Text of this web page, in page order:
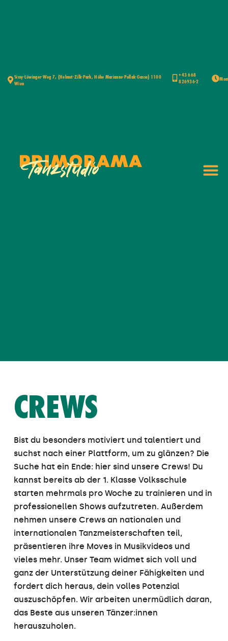
Sissy-Löwinger-Weg 7, (Helmut-Zilk-Park, Höhe Marianne-Pollak-Gasse) 1100
Wien
+43 668
826936-2
CREWS
Bist du besonders motiviert und talentiert und
suchst nach einer Plattform, um zu glänzen? Die
Suche hat ein Ende: hier sind unsere Crews! Du
kannst bereits ab der 1. Klasse Volksschule
starten mehrmals pro Woche zu trainieren und in
professionellen Shows aufzutreten. Außerdem
nehmen unsere Crews an nationalen und
internationalen Tanzmeisterschaften teil,
präsentieren ihre Moves in Musikvideos und
vieles mehr. Unser Team widmet sich voll und
ganz der Unterstützung deiner Fähigkeiten und
fordert dich heraus, dein volles Potenzial
auszuschöpfen. Wir arbeiten unermüdlich daran,
das Beste aus unseren Tänzer:innen
herauszuholen.